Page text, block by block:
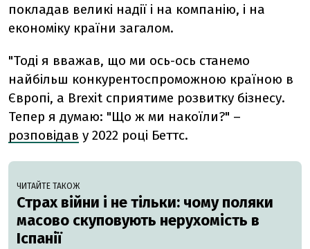
покладав великі надії і на компанію, і на
економіку країни загалом.
"Тоді я вважав, що ми ось-ось станемо
найбільш конкурентоспроможною країною в
Європі, а Brexit сприятиме розвитку бізнесу.
Тепер я думаю: "Що ж ми накоїли?" –
розповідав у 2022 році Беттс.
ЧИТАЙТЕ ТАКОЖ
Страх війни і не тільки: чому поляки
масово скуповують нерухомість в
Іспанії